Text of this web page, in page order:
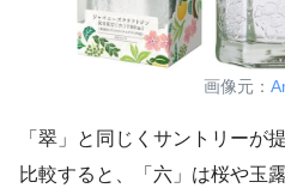
画像元：
「翠」と同じくサントリーが
比較すると、「六」は桜や玉